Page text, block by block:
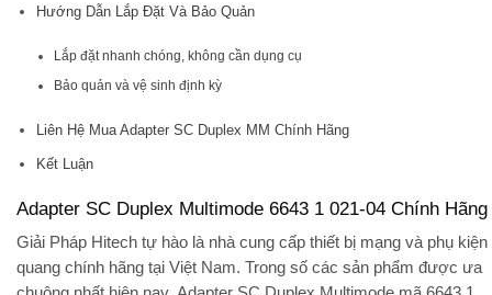
Hướng Dẫn Lắp Đặt Và Bảo Quản
Lắp đặt nhanh chóng, không cần dụng cụ
Bảo quản và vệ sinh định kỳ
Liên Hệ Mua Adapter SC Duplex MM Chính Hãng
Kết Luận
Adapter SC Duplex Multimode 6643 1 021-04 Chính Hãng
Giải Pháp Hitech tự hào là nhà cung cấp thiết bị mạng và phụ kiện
quang chính hãng tại Việt Nam. Trong số các sản phẩm được ưa